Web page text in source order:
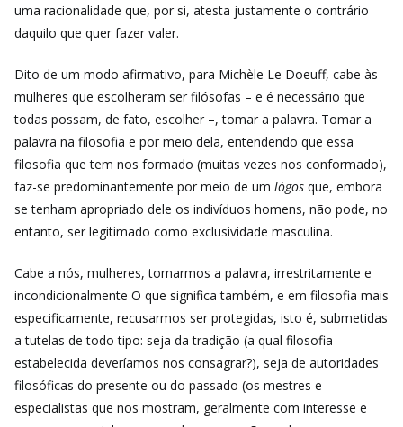
uma racionalidade que, por si, atesta justamente o contrário
daquilo que quer fazer valer.
Dito de um modo afirmativo, para Michèle Le Doeuff, cabe às
mulheres que escolheram ser filósofas – e é necessário que
todas possam, de fato, escolher –, tomar a palavra. Tomar a
palavra na filosofia e por meio dela, entendendo que essa
filosofia que tem nos formado (muitas vezes nos conformado),
faz-se predominantemente por meio de um lógos que, embora
se tenham apropriado dele os indivíduos homens, não pode, no
entanto, ser legitimado como exclusividade masculina.
Cabe a nós, mulheres, tomarmos a palavra, irrestritamente e
incondicionalmente O que significa também, e em filosofia mais
especificamente, recusarmos ser protegidas, isto é, submetidas
a tutelas de todo tipo: seja da tradição (a qual filosofia
estabelecida deveríamos nos consagrar?), seja de autoridades
filosóficas do presente ou do passado (os mestres e
especialistas que nos mostram, geralmente com interesse e